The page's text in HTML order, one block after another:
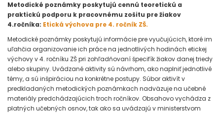
Metodické poznámky poskytujú cennú teoretickú a
praktickú podporu k pracovnému zošitu pre žiakov
4.ročníka: Etická výchova pre 4. ročník ZŠ.
Metodické poznámky poskytujú informácie pre vyučujúcich, ktoré im
uľahčia organizovanie ich práce na jednotlivých hodinách etickej
výchovy v 4. ročníku ZŠ pri zohľadňovaní špecifík žiakov danej triedy
alebo skupiny. Uvádzané aktivity sú návrhom, ako naplniť jednotlivé
témy, a sú inšpiráciou na konkrétne postupy. Súbor aktivít v
predkladaných metodických poznámkach nadväzuje na učebné
materiály predchádzajúcich troch ročníkov. Obsahovo vychádza z
platných učebných osnov, tak ako sa uvádzajú v ministerstvom